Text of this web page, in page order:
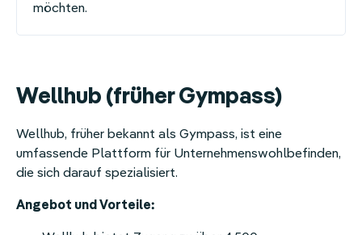
möchten.
Wellhub (früher Gympass)
Wellhub, früher bekannt als Gympass, ist eine
umfassende Plattform für Unternehmenswohlbefinden,
die sich darauf spezialisiert.
Angebot und Vorteile: